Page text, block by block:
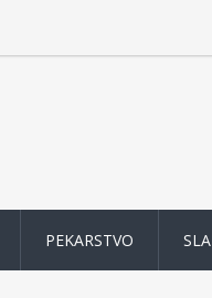
PEKARSTVO